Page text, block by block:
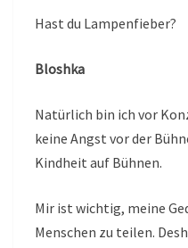
Hast du Lampenfieber?
Bloshka
Natürlich bin ich vor
keine Angst vor der
Kindheit auf Bühnen.
Mir ist wichtig, meine
Menschen zu teilen.